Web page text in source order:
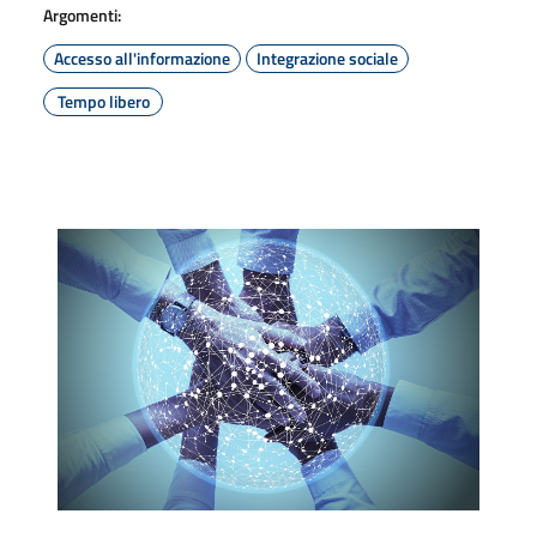
Argomenti:
Accesso all'informazione
Integrazione sociale
Tempo libero